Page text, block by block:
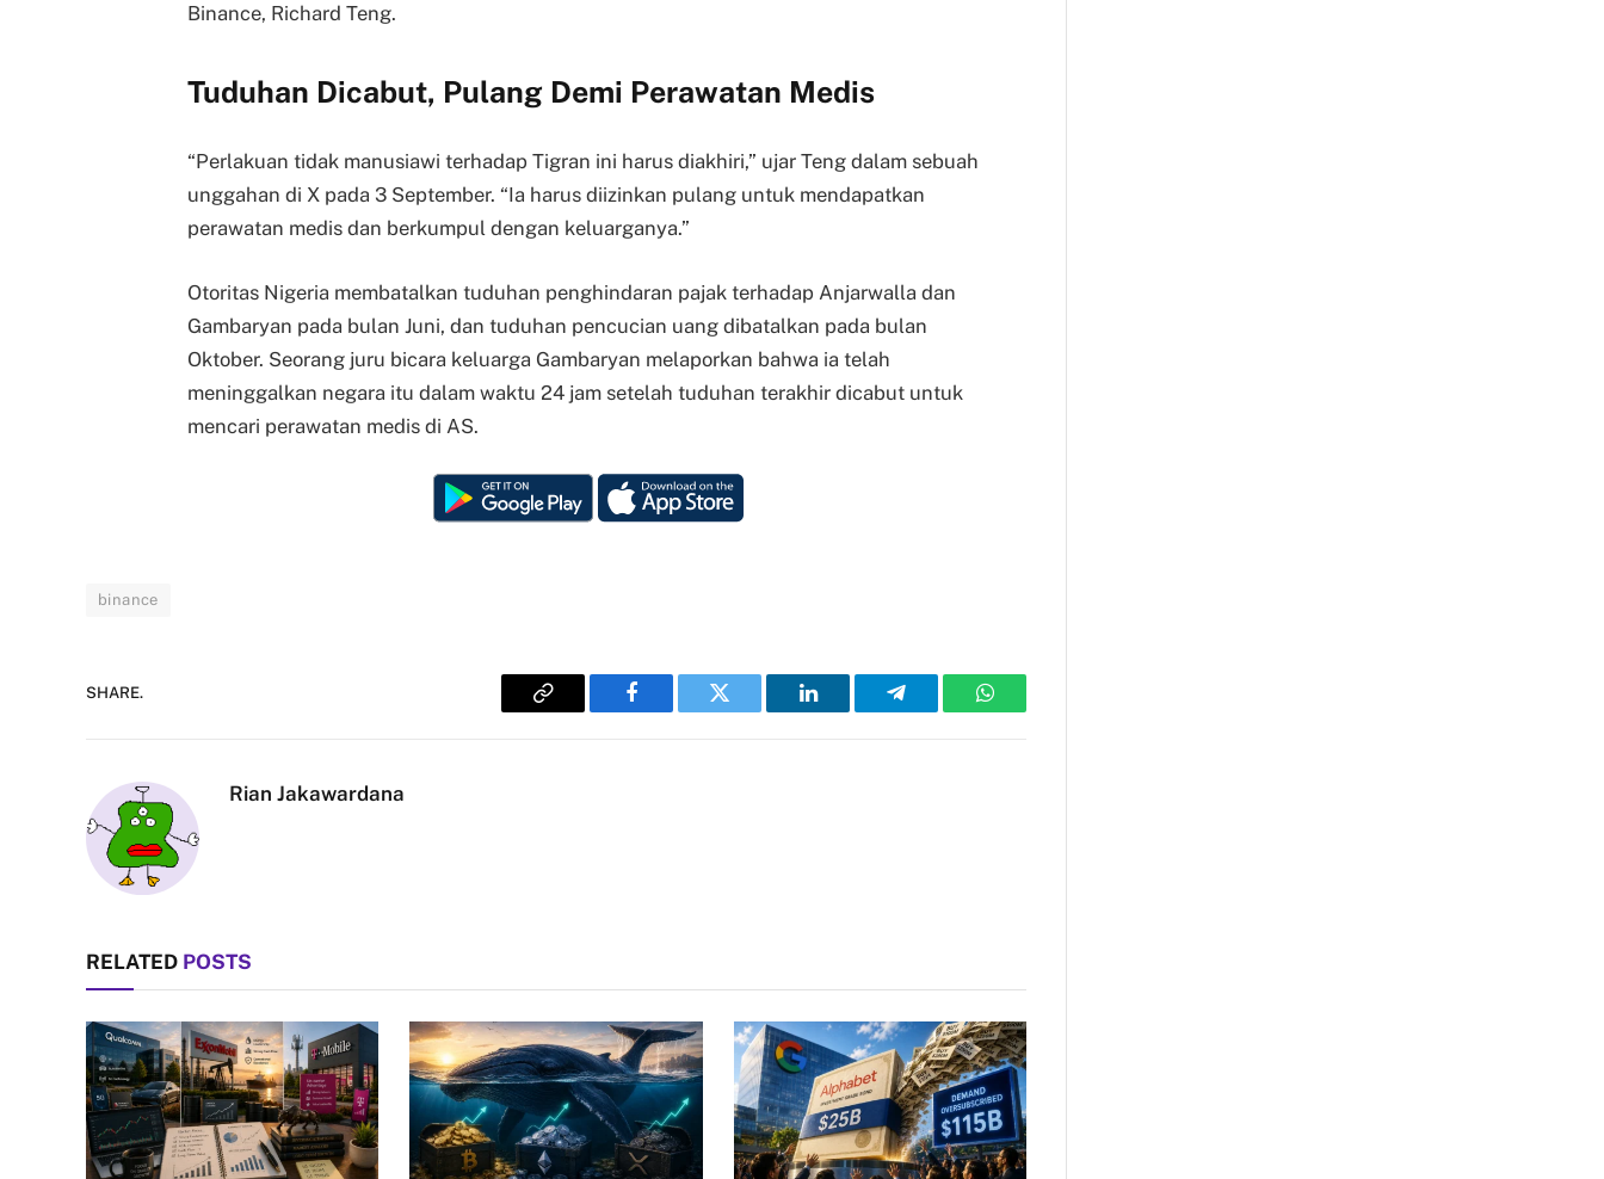
Binance, Richard Teng.
Tuduhan Dicabut, Pulang Demi Perawatan Medis
“Perlakuan tidak manusiawi terhadap Tigran ini harus diakhiri,” ujar Teng dalam sebuah
unggahan di X pada 3 September. “Ia harus diizinkan pulang untuk mendapatkan
perawatan medis dan berkumpul dengan keluarganya.”
Otoritas Nigeria membatalkan tuduhan penghindaran pajak terhadap Anjarwalla dan
Gambaryan pada bulan Juni, dan tuduhan pencucian uang dibatalkan pada bulan
Oktober. Seorang juru bicara keluarga Gambaryan melaporkan bahwa ia telah
meninggalkan negara itu dalam waktu 24 jam setelah tuduhan terakhir dicabut untuk
mencari perawatan medis di AS.
binance
SHARE.
Copy
Facebook Twitter LinkedIn Telegram WhatsApp
Rian Jakawardana
RELATED POSTS